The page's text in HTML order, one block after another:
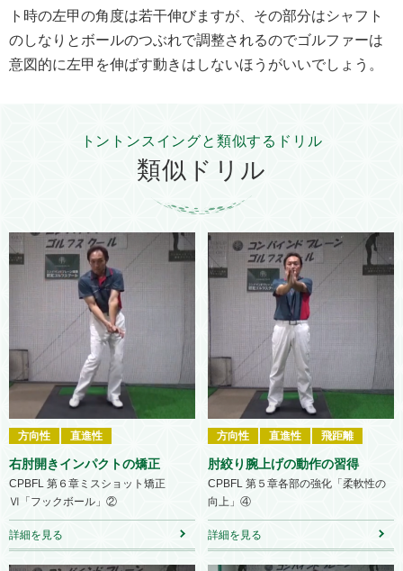
ト時の左甲の角度は若干伸びますが、その部分はシャフト
のしなりとボールのつぶれで調整されるのでゴルファーは
意図的に左甲を伸ばす動きはしないほうがいいでしょう。
トントンスイングと類似するドリル
類似ドリル
方向性 直進性
右肘開きインパクトの矯正
CPBFL 第６章ミスショット矯正
Ⅵ「フックボール」②
詳細を見る
方向性 直進性 飛距離
肘絞り腕上げの動作の習得
CPBFL 第５章各部の強化「柔軟性の
向上」④
詳細を見る